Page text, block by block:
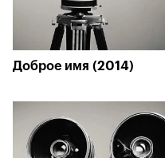
Доброе имя (2014)